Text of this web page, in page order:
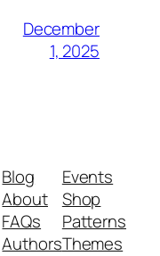
December
1, 2025
Blog
About
FAQs
Authors
Events
Shop
Patterns
Themes